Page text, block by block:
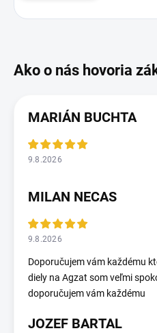
MARIÁN BUCHTA
9.8.2026
MILAN NECAS
9.8.2026
Doporučujem vám každému
diely na Agzat som veľmi
doporučujem vám každému
JOZEF BARTAL